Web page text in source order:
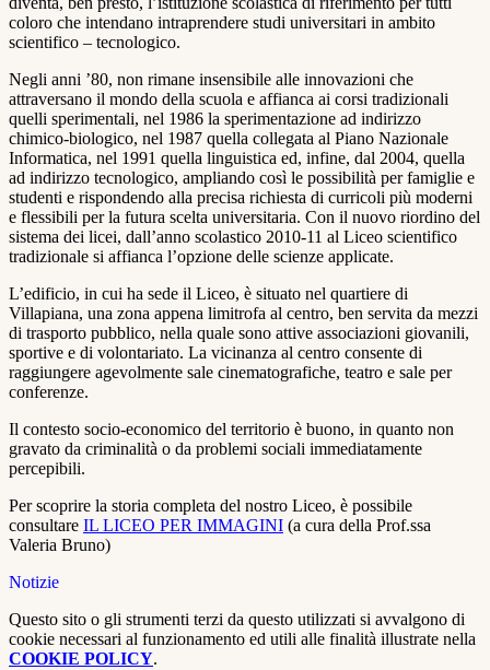
coloro che intendano intraprendere studi universitari in ambito
scientifico – tecnologico.
Negli anni ’80, non rimane insensibile alle innovazioni che
attraversano il mondo della scuola e affianca ai corsi tradizionali
quelli sperimentali, nel 1986 la sperimentazione ad indirizzo
chimico-biologico, nel 1987 quella collegata al Piano Nazionale
Informatica, nel 1991 quella linguistica ed, infine, dal 2004, quella
ad indirizzo tecnologico, ampliando così le possibilità per famiglie e
studenti e rispondendo alla precisa richiesta di curricoli più moderni
e flessibili per la futura scelta universitaria. Con il nuovo riordino del
sistema dei licei, dall’anno scolastico 2010-11 al Liceo scientifico
tradizionale si affianca l’opzione delle scienze applicate.
L’edificio, in cui ha sede il Liceo, è situato nel quartiere di
Villapiana, una zona appena limitrofa al centro, ben servita da mezzi
di trasporto pubblico, nella quale sono attive associazioni giovanili,
sportive e di volontariato. La vicinanza al centro consente di
raggiungere agevolmente sale cinematografiche, teatro e sale per
conferenze.
Il contesto socio-economico del territorio è buono, in quanto non
gravato da criminalità o da problemi sociali immediatamente
percepibili.
Per scoprire la storia completa del nostro Liceo, è possibile
consultare IL LICEO PER IMMAGINI (a cura della Prof.ssa
Valeria Bruno)
Notizie
Questo sito o gli strumenti terzi da questo utilizzati si avvalgono di
cookie necessari al funzionamento ed utili alle finalità illustrate nella
COOKIE POLICY.